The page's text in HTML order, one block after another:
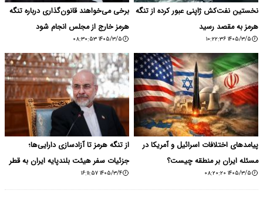
نخستین نفت‌کش ژاپنی عبور کرده از تنگه
هرمز به مقصد رسید
۱۴۰۵/۳/۵ ۱۰:۲۲:۳۶
برخی می‌خواهند قانون‌گذاری درباره تنگه
هرمز خارج از مجلس انجام شود
۱۴۰۵/۳/۵ ۰۸:۳۰:۵۳
پیامدهای اختلافات اسرائیل و آمریکا در
مسئله ایران بر منطقه چیست؟
۱۴۰۵/۳/۵ ۰۸:۲۰:۲۰
از تنگه هرمز تا آزادسازی دارایی‌ها؛
جزئیات سفر هیئت بلندپایه ایران به قطر
۱۴۰۵/۳/۴ ۱۶:۱۱:۵۷